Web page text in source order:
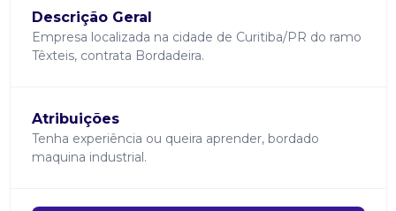
Descrição Geral
Empresa localizada na cidade de Curitiba/PR do ramo
Têxteis, contrata Bordadeira.
Atribuições
Tenha experiência ou queira aprender, bordado
maquina industrial.